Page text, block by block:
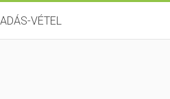
ADÁS-VÉTEL